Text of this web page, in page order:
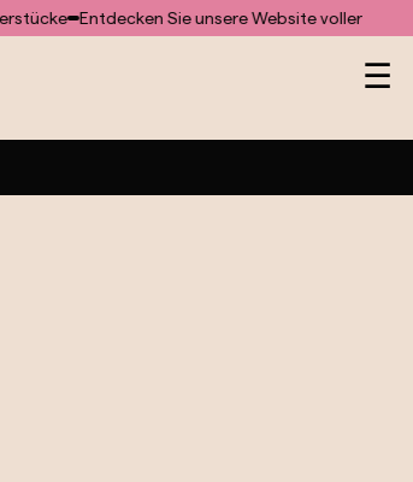
Entdecken Sie unsere Website voller
☰